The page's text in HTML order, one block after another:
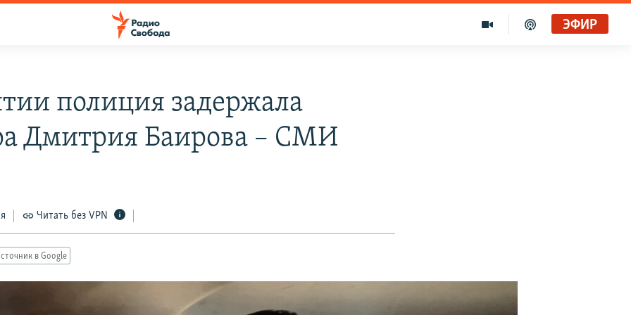
ЭФИР
полиция задержала
Дмитрия Баирова – СМИ
Читать без VPN
в Google